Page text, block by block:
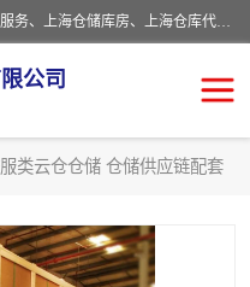
上海星力仓储服务有限公司从事：上海仓储服务、上海仓储库房、上海仓库代运营、上海仓库对外出租、上海仓库外包、上海三方仓储、上海电商仓储代发、上海电商代发货仓库、上海托管仓库、上海仓储配送。上海星力仓储服务有限公司现在拥有100个分仓、10万余平方的标准库房，精炼员工几百名，与几千家客户合作，公司已跻身上海仓储行业前列。欢迎来电咨询！
公司
类云仓仓储 仓储供应链配套
上海仓库外包